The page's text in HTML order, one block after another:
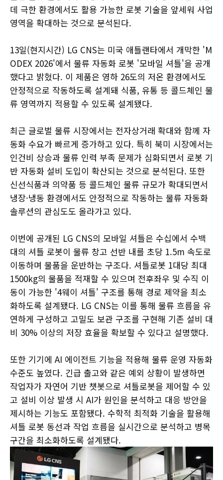
데 극한 환경에서도 활용 가능한 로봇 기술을 앞세워 사업
영역을 확대하는 것으로 분석된다.
13일(현지시간) LG CNS는 미국 애틀랜타에서 개막한 'M
ODEX 2026'에서 물류 자동화 로봇 '모바일 셔틀'을 공개
했다고 밝혔다. 이 제품은 영하 26도의 저온 환경에서도
안정적으로 작동하도록 설계돼 식품, 유통 등 콜드체인 물
류 영역까지 적용할 수 있도록 설계됐다.
최근 글로벌 물류 시장에서는 전자상거래 확대와 함께 자
동화 수요가 빠르게 증가하고 있다. 특히 북미 시장에서는
인건비 상승과 물류 인력 부족 문제가 심화되면서 로봇 기
반 자동화 설비 도입이 확산되는 것으로 분석된다. 또한
신선식품과 의약품 등 콜드체인 물류 규모가 확대되면서
냉장·냉동 환경에서도 안정적으로 작동하는 물류 자동화
솔루션의 관심도도 올라가고 있다.
이번에 공개된 LG CNS의 모바일 셔틀은 수십에서 수백
대의 셔틀 로봇이 물류 창고 선반 내를 초당 1.5m 속도로
이동하며 물품을 운반하는 구조다. 셔틀로봇 1대당 최대
1500kg의 물품을 적재할 수 있으며 전후좌우 및 수직 이
동이 가능한 '4웨이 셔틀' 구조를 통해 경로 제약을 최소
화하도록 설계됐다. LG CNS는 이를 통해 물류 흐름을 유
연하게 구성하고 고밀도 보관 구조를 구현해 기존 설비 대
비 30% 이상의 저장 효율을 확보할 수 있다고 설명했다.
또한 기기에 AI 에이전트 기능을 적용해 물류 운영 자동화
수준도 높였다. 긴급 출고와 같은 예외 상황이 발생하면
작업자가 자연어 기반 챗봇으로 셔틀로봇을 제어할 수 있
고 설비 이상 발생 시 AI가 원인을 분석하고 대응 방안을
제시하는 기능도 포함됐다. 수학적 최적화 기술을 활용해
셔틀 로봇 동선과 작업 흐름을 실시간으로 분석하고 병목
구간을 최소화하도록 설계됐다.